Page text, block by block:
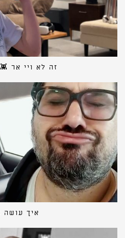
זה לא ויי אר
איך עושה